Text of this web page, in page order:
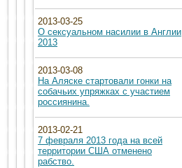
2013-03-25
О сексуальном насилии в Англии
2013
2013-03-08
На Аляске стартовали гонки на
собачьих упряжках с участием
россиянина.
2013-02-21
7 февраля 2013 года на всей
территории США отменено
рабство.